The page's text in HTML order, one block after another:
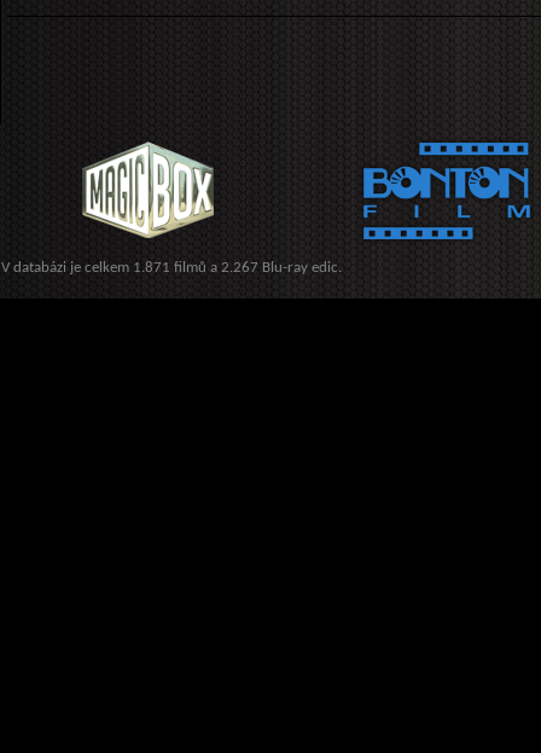
V databázi je celkem 1.871 filmů a 2.267 Blu-ray edic.